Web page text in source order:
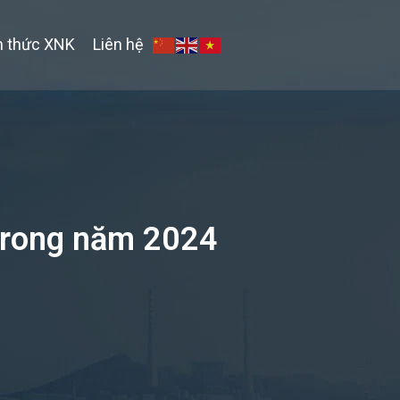
thức XNK Liên hệ
năm 2024